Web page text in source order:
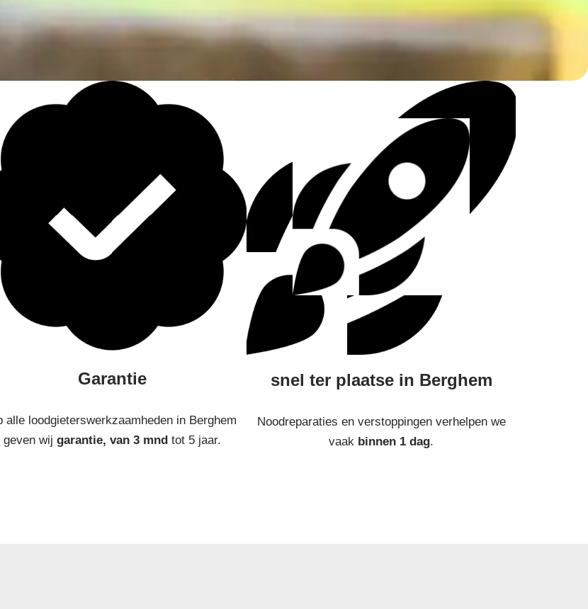
Garantie
alle loodgieterswerkzaamheden in Berghem
geven wij garantie, van 3 mndtot 5 jaar.
snel ter plaatse in Berghem
Noodreparaties en verstoppingen verhelpen we
vaak binnen 1 dag.